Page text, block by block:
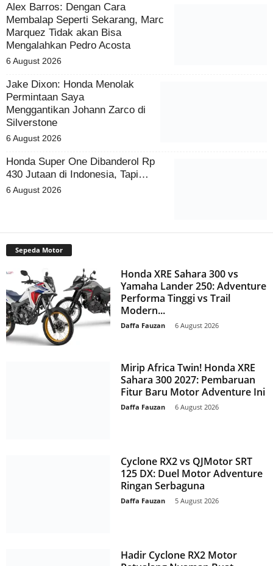
Alex Barros: Dengan Cara
Membalap Seperti Sekarang,
Marc Marquez Tidak akan Bisa
Mengalahkan Pedro Acosta
6 August 2026
Jake Dixon: Honda Menolak
Permintaan Saya
Menggantikan Johann Zarco di
Silverstone
6 August 2026
Honda Super One Dibanderol Rp
430 Jutaan di Indonesia, Tapi…
6 August 2026
Sepeda Motor
Honda XRE Sahara 300 vs
Yamaha Lander 250: Adventure
Performa Tinggi vs Trail
Modern...
Daffa Fauzan 6 August 2026
Mirip Africa Twin! Honda XRE
Sahara 300 2027: Pembaruan
Fitur Baru Motor Adventure Ini
Daffa Fauzan 6 August 2026
Cyclone RX2 vs QJMotor SRT
125 DX: Duel Motor Adventure
Ringan Serbaguna
Daffa Fauzan 5 August 2026
Hadir Cyclone RX2 Motor